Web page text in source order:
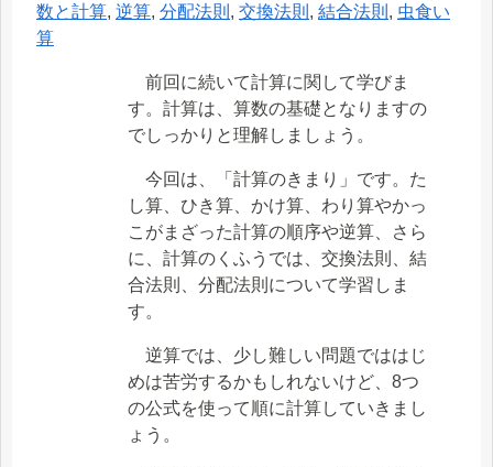
数と計算, 逆算, 分配法則 , 交換法則 , 結合法則 , 虫食い
算
前回に続いて計算に関して学びま
す。計算は、算数の基礎となりますの
でしっかりと理解しましょう。
今回は、「計算のきまり」です。た
し算、ひき算、かけ算、わり算やかっ
こがまざった計算の順序や逆算、さら
に、計算のくふうでは、交換法則、結
合法則、分配法則について学習しま
す。
逆算では、少し難しい問題でははじ
めは苦労するかもしれないけど、8つ
の公式を使って順に計算していきまし
ょう。